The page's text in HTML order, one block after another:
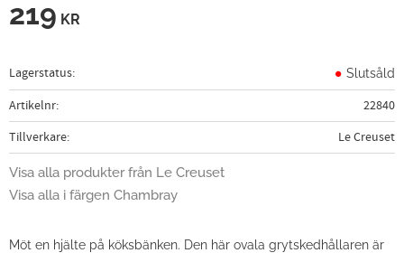
219 KR
Lagerstatus Slutsåld
Artikelnr
22840
Tillverkare
Le Creuset
Visa alla produkter från Le Creuset
Visa alla i färgen Chambray
Möt en hjälte på köksbänken. Den här ovala grytskedhållaren är